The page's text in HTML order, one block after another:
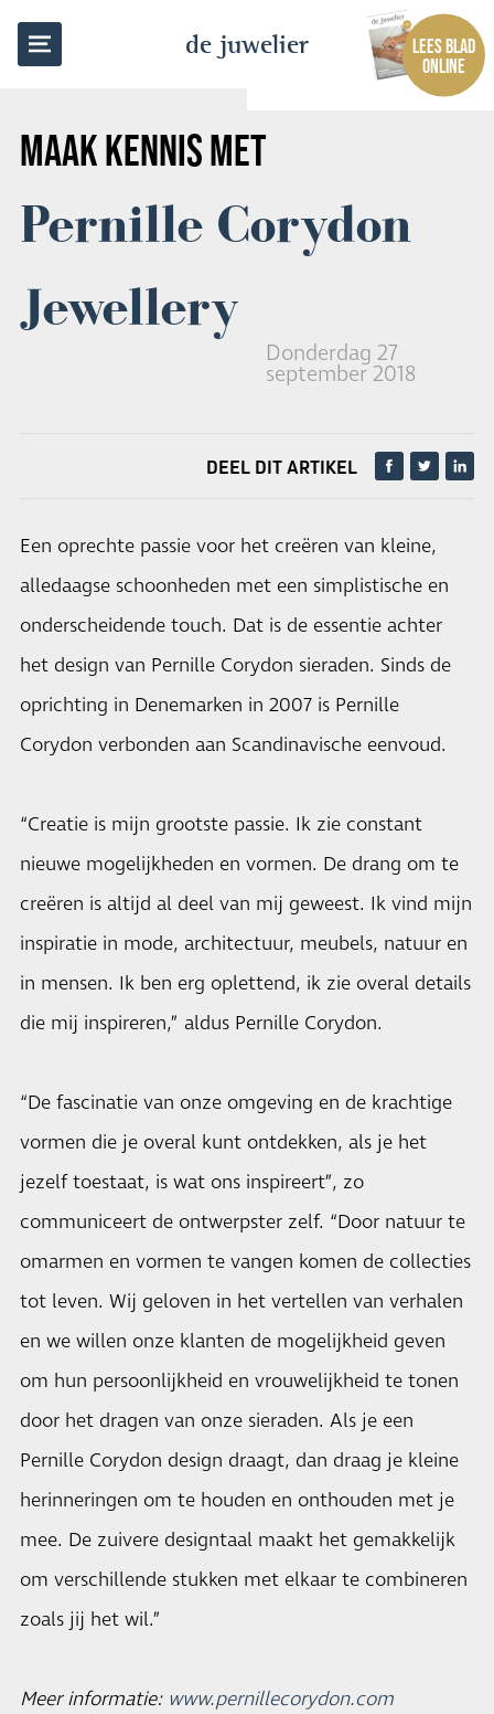
de juwelier
LEES BLAD
ONLINE
MAAK KENNIS MET
Pernille Corydon
Jewellery
Donderdag 27
september 2018
TERUG NAAR OVERZICHT
DEEL DIT ARTIKEL
Een oprechte passie voor het creëren van kleine,
alledaagse schoonheden met een simplistische en
onderscheidende touch. Dat is de essentie achter
het design van Pernille Corydon sieraden. Sinds de
oprichting in Denemarken in 2007 is Pernille
Corydon verbonden aan Scandinavische eenvoud.
“Creatie is mijn grootste passie. Ik zie constant
nieuwe mogelijkheden en vormen. De drang om te
creëren is altijd al deel van mij geweest. Ik vind mijn
inspiratie in mode, architectuur, meubels, natuur en
in mensen. Ik ben erg oplettend, ik zie overal details
die mij inspireren,” aldus Pernille Corydon.
“De fascinatie van onze omgeving en de krachtige
vormen die je overal kunt ontdekken, als je het
jezelf toestaat, is wat ons inspireert”, zo
communiceert de ontwerpster zelf. “Door natuur te
omarmen en vormen te vangen komen de collecties
tot leven. Wij geloven in het vertellen van verhalen
en we willen onze klanten de mogelijkheid geven
om hun persoonlijkheid en vrouwelijkheid te tonen
door het dragen van onze sieraden. Als je een
Pernille Corydon design draagt, dan draag je kleine
herinneringen om te houden en onthouden met je
mee. De zuivere designtaal maakt het gemakkelijk
om verschillende stukken met elkaar te combineren
zoals jij het wil.”
Meer informatie: www.pernillecorydon.com